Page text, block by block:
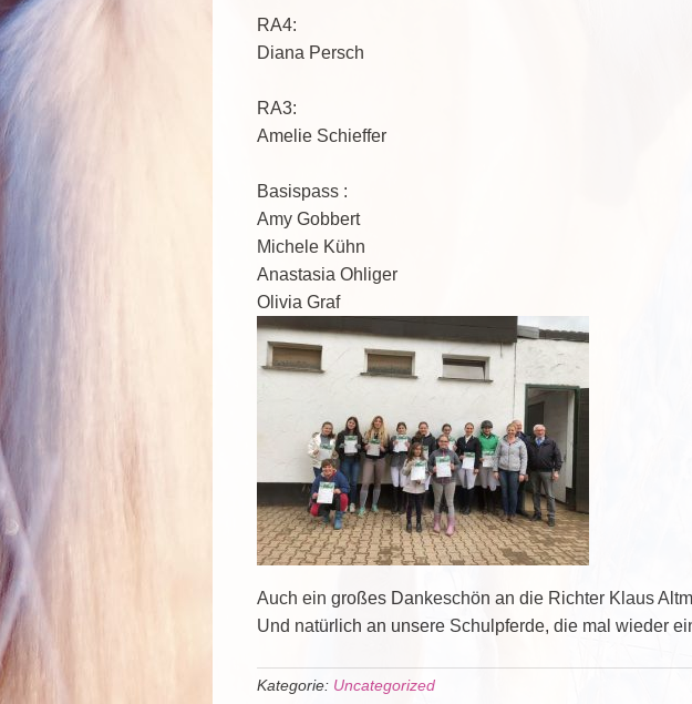
RA4:
Diana Persch
RA3:
Amelie Schieffer
Basispass :
Amy Gobbert
Michele Kühn
Anastasia Ohliger
Olivia Graf
Auch ein großes Dankeschön an die Richter Klaus
Und natürlich an unsere Schulpferde, die mal wieder
Kategorie: Uncategorized